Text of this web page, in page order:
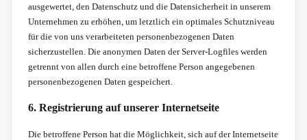
ausgewertet, den Datenschutz und die Datensicherheit in unserem
Unternehmen zu erhöhen, um letztlich ein optimales Schutzniveau
für die von uns verarbeiteten personenbezogenen Daten
sicherzustellen. Die anonymen Daten der Server-Logfiles werden
getrennt von allen durch eine betroffene Person angegebenen
personenbezogenen Daten gespeichert.
6. Registrierung auf unserer Internetseite
Die betroffene Person hat die Möglichkeit, sich auf der Internetseite